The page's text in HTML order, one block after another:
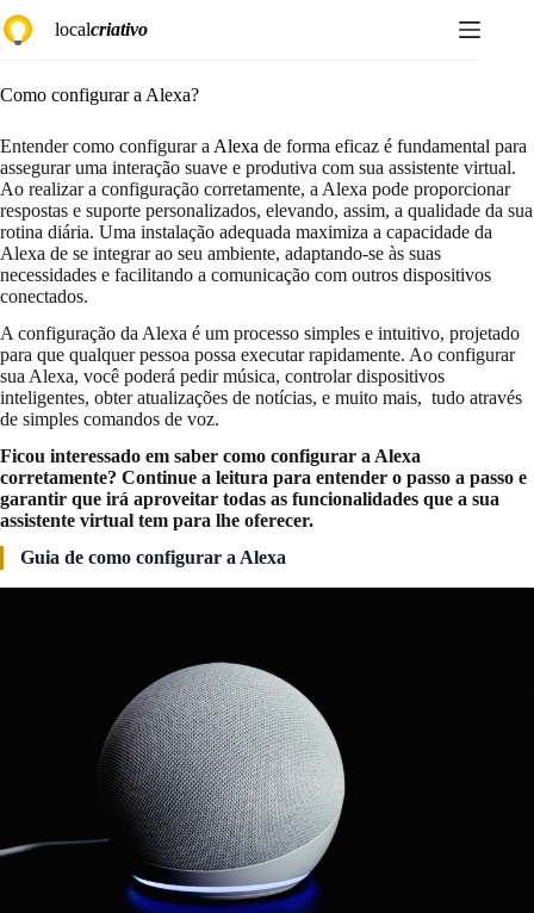
para
localcriativo
Como configurar a Alexa?
Entender como configurar a Alexa de forma eficaz é fundamental para
assegurar uma interação suave e produtiva com sua assistente virtual.
Ao realizar a configuração corretamente, a Alexa pode proporcionar
respostas e suporte personalizados, elevando, assim, a qualidade da sua
rotina diária. Uma instalação adequada maximiza a capacidade da
Alexa de se integrar ao seu ambiente, adaptando-se às suas
necessidades e facilitando a comunicação com outros dispositivos
conectados.
A configuração da Alexa é um processo simples e intuitivo, projetado
para que qualquer pessoa possa executar rapidamente. Ao configurar
sua Alexa, você poderá pedir música, controlar dispositivos
inteligentes, obter atualizações de notícias, e muito mais, tudo através
de simples comandos de voz.
Ficou interessado em saber como configurar a Alexa
corretamente? Continue a leitura para entender o passo a passo e
garantir que irá aproveitar todas as funcionalidades que a sua
assistente virtual tem para lhe oferecer.
Guia de como configurar a Alexa